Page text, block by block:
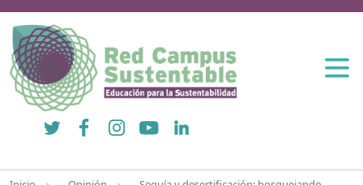
Twitter FacebookInstagramYouTubeLinkedIn